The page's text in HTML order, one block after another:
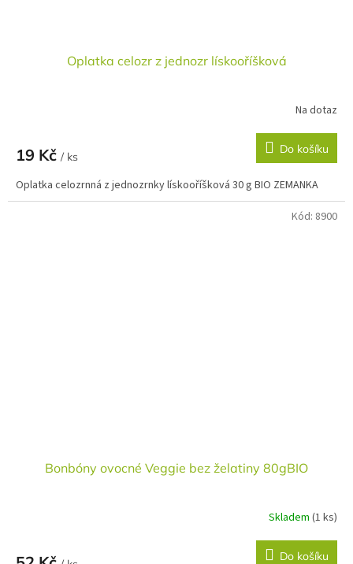
Oplatka celozr z jednozr lískooříšková
Na dotaz
19 Kč / ks
Do košíku
Oplatka celozrnná z jednozrnky lískooříšková 30 g BIO ZEMANKA
Bonbóny ovocné Veggie bez želatiny 80gBIO
Skladem (1 ks)
Do košíku
Kód: 8900